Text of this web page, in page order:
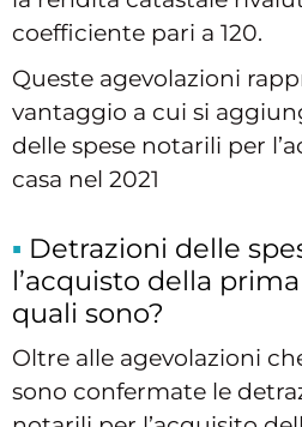
coefficiente pari a 120.
Queste agevolazioni
vantaggio a cui si
delle spese notarili per
casa nel 2021
Detrazioni delle
l’acquisto della
quali sono?
Oltre alle agevolazioni
sono confermate le